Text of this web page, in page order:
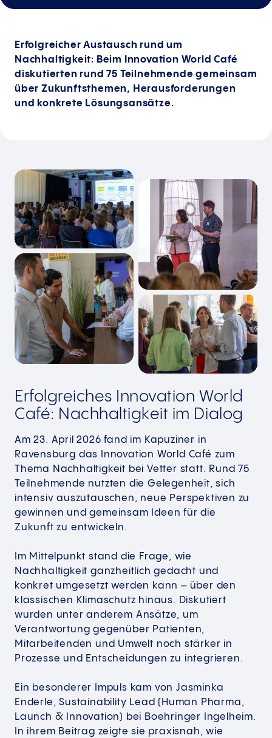
Erfolgreicher Austausch rund um
Nachhaltigkeit: Beim Innovation World Café
diskutierten rund 75 Teilnehmende gemeinsam
über Zukunftsthemen, Herausforderungen
und konkrete Lösungsansätze.
Erfolgreiches Innovation World
Café: Nachhaltigkeit im Dialog
Am 23. April 2026 fand im Kapuziner in
Ravensburg das Innovation World Café zum
Thema Nachhaltigkeit bei Vetter statt. Rund 75
Teilnehmende nutzten die Gelegenheit, sich
intensiv auszutauschen, neue Perspektiven zu
gewinnen und gemeinsam Ideen für die
Zukunft zu entwickeln.
Im Mittelpunkt stand die Frage, wie
Nachhaltigkeit ganzheitlich gedacht und
konkret umgesetzt werden kann – über den
klassischen Klimaschutz hinaus. Diskutiert
wurden unter anderem Ansätze, um
Verantwortung gegenüber Patienten,
Mitarbeitenden und Umwelt noch stärker in
Prozesse und Entscheidungen zu integrieren.
Ein besonderer Impuls kam von Jasminka
Enderle, Sustainability Lead (Human Pharma,
Launch & Innovation) bei Boehringer Ingelheim.
In ihrem Beitrag zeigte sie praxisnah, wie